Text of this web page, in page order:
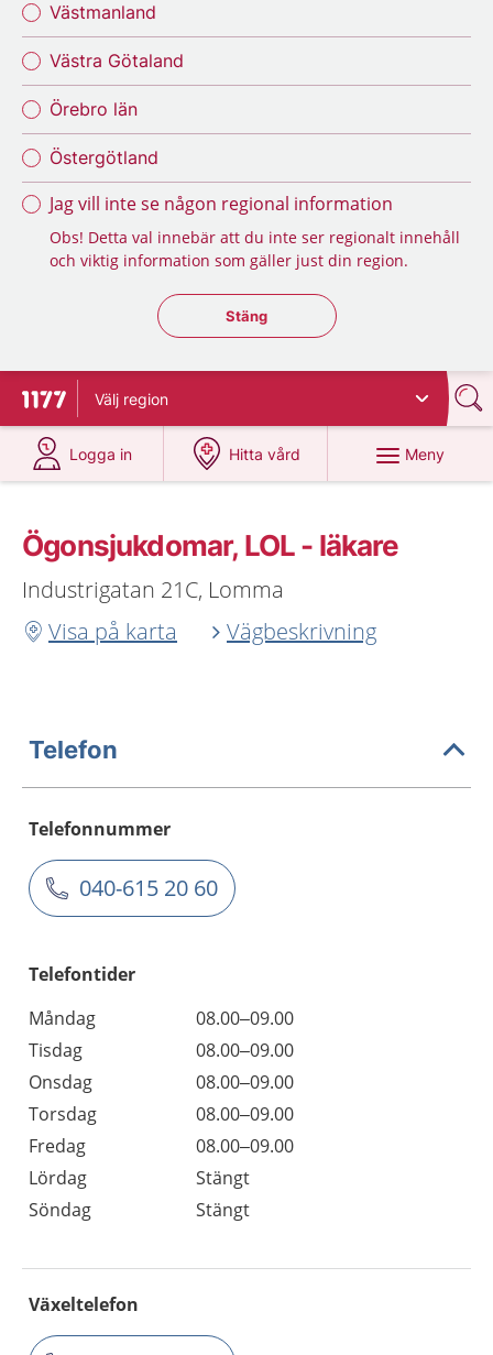
Västmanland
Västra Götaland
Örebro län
Östergötland
Jag vill inte se någon regional information
Obs! Detta val innebär att du inte ser regionalt innehåll
och viktig information som gäller just din region.
Stäng regionsväljaren
Stäng
Till startsidan för 1177
Välj region
Logga in
på 1177.se
Hitta vård
på 1177.se
Meny
Ögonsjukdomar, LOL - läkare
Industrigatan 21C, Lomma
Visa på karta
Vägbeskrivning
Telefon
Telefonnummer
040-615 20 60
Telefontider
Måndag
08.00–09.00
Tisdag
08.00–09.00
Onsdag
08.00–09.00
Torsdag
08.00–09.00
Fredag
08.00–09.00
Lördag
Stängt
Söndag
Stängt
Växeltelefon